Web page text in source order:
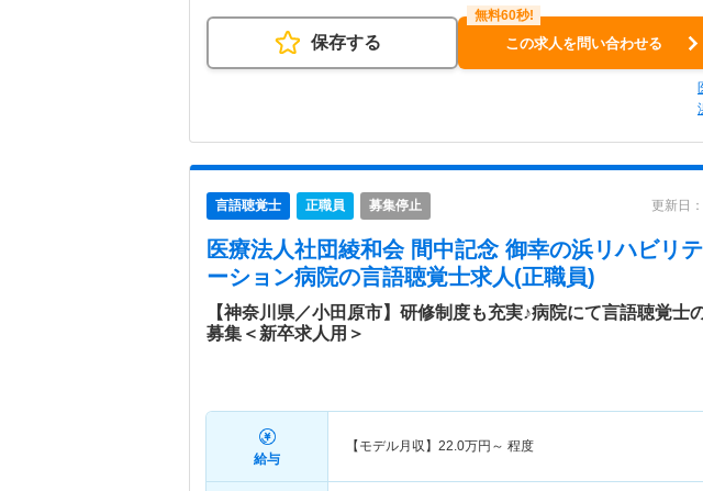
保存する この求人を問い合わせる
言語聴覚士 正職員 募集停止 更新日
医療法人社団綾和会 間中記念 御幸の浜リハビリテ
ーション病院の言語聴覚士求人(正職員)
【神奈川県／小田原市】研修制度も充実♪病院にて言語聴覚士
募集＜新卒求人用＞
給与
【モデル月収】 22.0万円～ 程度